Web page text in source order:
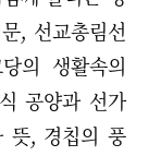
, 선교총림선
의 생활속의
공양과 선가
뜻, 경칩의 풍